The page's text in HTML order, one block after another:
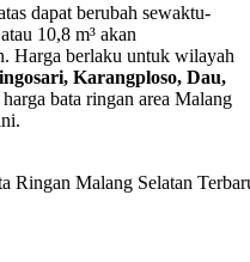
dapat berubah sewaktu-
10,8 m³ akan
Harga berlaku untuk wilayah
Karangploso, Dau,
bata ringan area Malang
Malang Selatan Terbaru